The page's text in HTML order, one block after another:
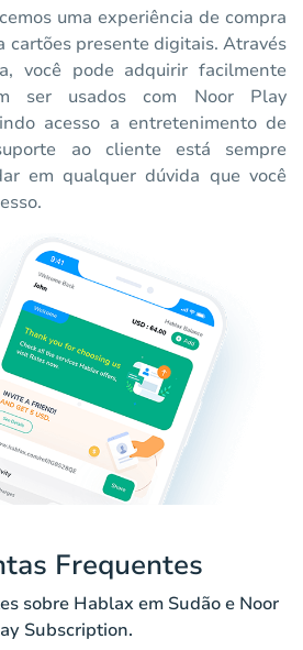
uma experiência de compra
cartões presente digitais. Através
você pode adquirir facilmente
ser usados com Noor Play
acesso a entretenimento de
ao cliente está sempre
em qualquer dúvida que você
Frequentes
sobre Hablax em Sudão e Noor
Subscription.